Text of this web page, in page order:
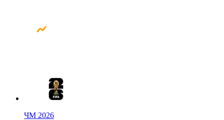
ЧМ 2026